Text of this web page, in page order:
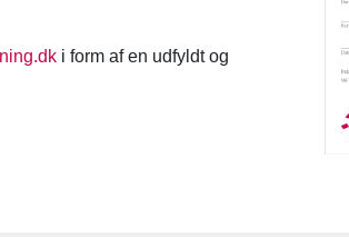
i form af en udfyldt og